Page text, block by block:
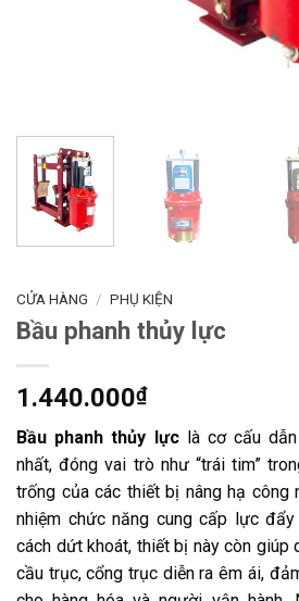
CỬA HÀNG / PHỤ KIỆN
Bầu phanh thủy lực
1.440.000₫
Bầu phanh thủy lựclà cơ cấu dẫn
nhất, đóng vai trò như “trái tim”
trống của các thiết bị nâng hạ công
nhiệm chức năng cung cấp lực
cách dứt khoát, thiết bị này còn giúp
cầu trục, cổng trục diễn ra êm ái,